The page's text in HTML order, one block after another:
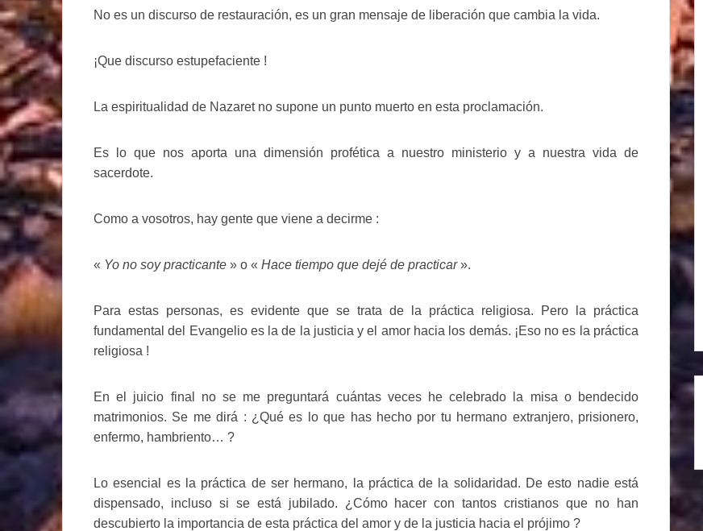
No es un discurso de restauración, es un gran mensaje de liberación que cambia la vida.
¡Que discurso estupefaciente !
La espiritualidad de Nazaret no supone un punto muerto en esta proclamación.
Es lo que nos aporta una dimensión profética a nuestro ministerio y a nuestra vida de
sacerdote.
Como a vosotros, hay gente que viene a decirme :
« Yo no soy practicante » o « Hace tiempo que dejé de practicar».
Para estas personas, es evidente que se trata de la práctica religiosa. Pero la práctica
fundamental del Evangelio es la de la justicia y el amor hacia los demás. ¡Eso no es la práctica
religiosa !
En el juicio final no se me preguntará cuántas veces he celebrado la misa o bendecido
matrimonios. Se me dirá : ¿Qué es lo que has hecho por tu hermano extranjero, prisionero,
enfermo, hambriento… ?
Lo esencial es la práctica de ser hermano, la práctica de la solidaridad. De esto nadie está
dispensado, incluso si se está jubilado. ¿Cómo hacer con tantos cristianos que no han
descubierto la importancia de esta práctica del amor y de la justicia hacia el prójimo ?